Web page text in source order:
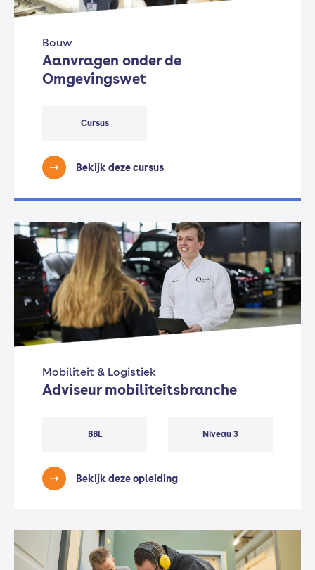
Bouw
Aanvragen onder de
Omgevingswet
Cursus
Bekijk deze cursus
Mobiliteit & Logistiek
Adviseur mobiliteitsbranche
BBL Niveau 3
Bekijk deze opleiding